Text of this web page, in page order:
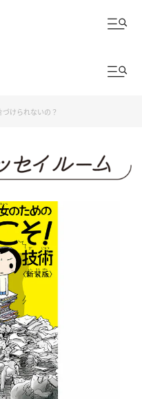
けられないの？